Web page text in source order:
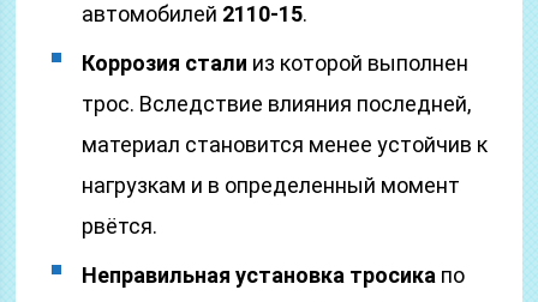
автомобилей 2110-15.
Коррозия стали из которой выполнен
трос. Вследствие влияния последней,
материал становится менее устойчив к
нагрузкам и в определенный момент
рвётся.
Неправильная установка тросика по